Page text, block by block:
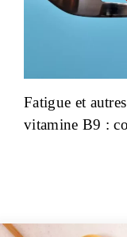
Fatigue et
vitamine B9 :